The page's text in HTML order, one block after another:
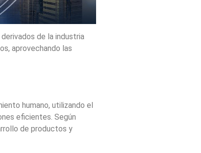
de la industria
aprovechando las
humano, utilizando el
eficientes. Según
de productos y